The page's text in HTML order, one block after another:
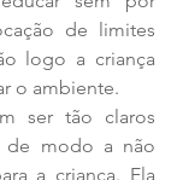
de limites
logo a criança
o ambiente.
ser tão claros
de modo a não
a criança. Ela